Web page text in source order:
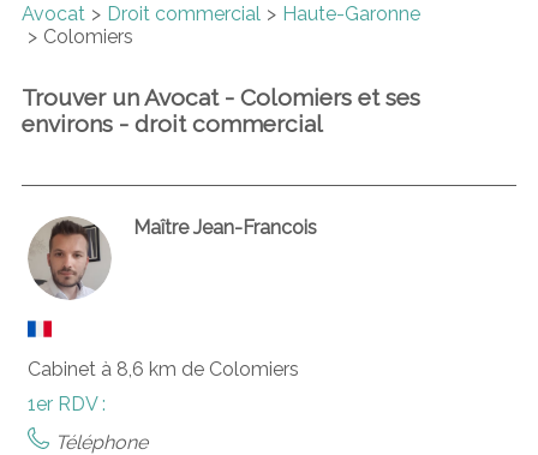
Avocat Droit commercial
Haute-Garonne
Colomiers
Trouver un Avocat - Colomiers et ses
environs - droit commercial
Maître Jean-Francois
Cabinet à 8,6 km de Colomiers
1er RDV :
Téléphone